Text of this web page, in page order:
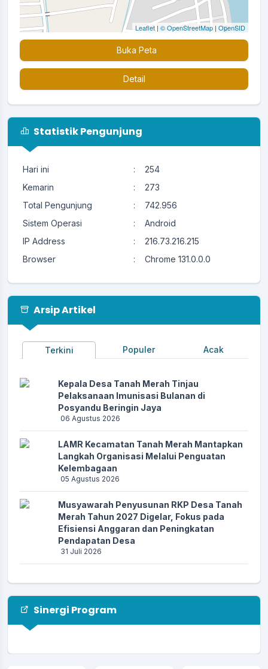
Leaflet | © OpenStreetMap | OpenSID
Buka Peta
Detail
Statistik Pengunjung
Hari ini :
254
Kemarin
:
273
Total Pengunjung
:
742.956
Sistem Operasi
:
Android
IP Address
:
216.73.216.215
Browser
: Chrome 131.0.0.0
Arsip Artikel
Terkini Populer Acak
Kepala Desa Tanah Merah Tinjau
Pelaksanaan Imunisasi Bulanan di
Posyandu Beringin Jaya
06 Agustus 2026
LAMR Kecamatan Tanah Merah Mantapkan
Langkah Organisasi Melalui Penguatan
Kelembagaan
05 Agustus 2026
Musyawarah Penyusunan RKP Desa Tanah
Merah Tahun 2027 Digelar, Fokus pada
Efisiensi Anggaran dan Peningkatan
Pendapatan Desa
31 Juli 2026
Monitoring dan Evaluasi Program M4CR
Sinergi Program